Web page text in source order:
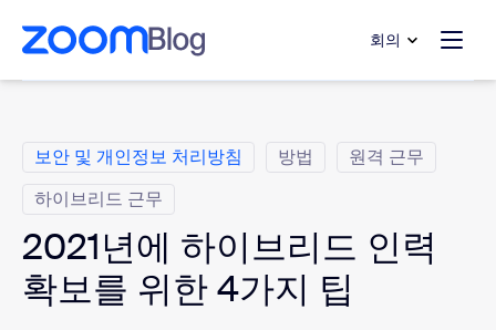
으로 건너뛰기
팅으로 건너뛰기
회의
보안 및 개인정보 처리방침 방법
원격 근무
하이브리드 근무
2021년에 하이브리드 인력
확보를 위한 4가지 팁